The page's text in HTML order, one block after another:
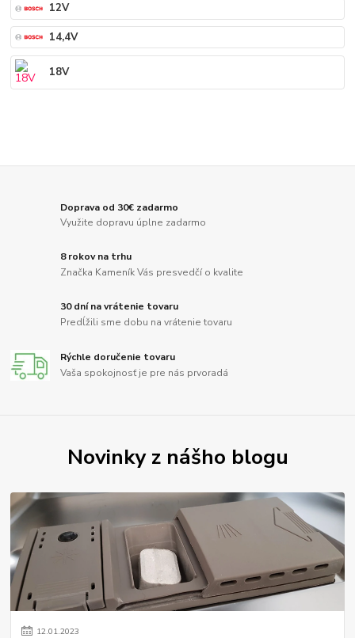
12V
14,4V
18V
Doprava od 30€ zadarmo
Využite dopravu úplne zadarmo
8 rokov na trhu
Značka Kameník Vás presvedčí o kvalite
30 dní na vrátenie tovaru
Predĺžili sme dobu na vrátenie tovaru
Rýchle doručenie tovaru
Vaša spokojnosť je pre nás prvoradá
Novinky z nášho blogu
12.01.2023